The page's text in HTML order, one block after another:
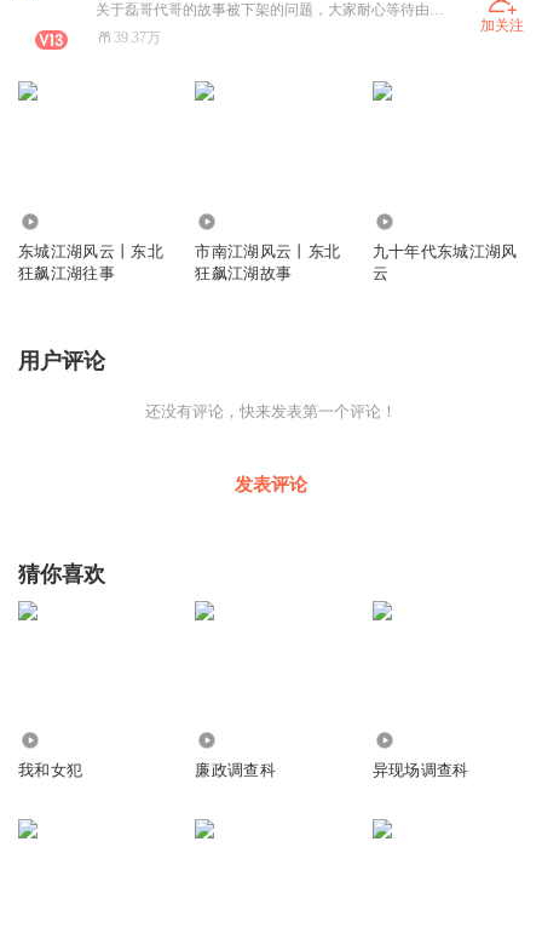
关于磊哥代哥的故事被下架的问题，大家耐心等待由于平台审核暂时下架，可以点开我的主页在别的专辑继续收听：九十年代西城江湖往事：这本书就是磊哥：九十年代东城江湖往事：这本书就是代哥，名字不一样内容是一模一样的。老专辑等待平台审核完会恢复上架
39.37万
加关注
东城江湖风云丨东北
狂飙江湖往事
市南江湖风云丨东北
狂飙江湖故事
九十年代东城江湖风
云
用户评论
还没有评论，快来发表第一个评论！
发表评论
猜你喜欢
我和女犯 廉政调查科 异现场调查科